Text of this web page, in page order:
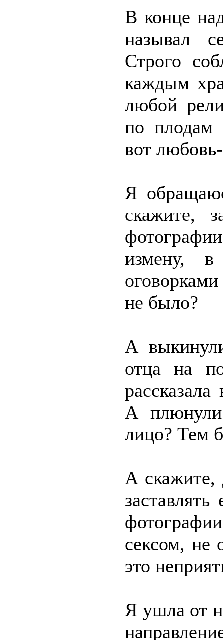
В конце
называл
Строго
каждым
любой
по плодам
вот
Я
скажите,
измену,
не было?
А
отца на
А
лицо? Тем
А скажите,
сексом, не
это
Я ушла от